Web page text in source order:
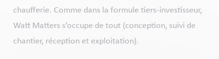
chaufferie. Comme dans la formule tiers-investisseur,
Watt Matters s’occupe de tout (conception, suivi de
chantier, réception et exploitation).